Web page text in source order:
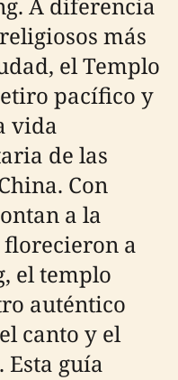
más
el Templo
pacífico y
vida
de las
Con
a la
a
el templo
auténtico
canto y el
guía